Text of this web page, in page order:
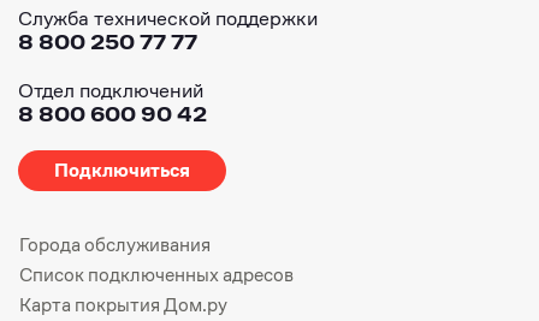
Служба технической поддержки
8 800 250 77 77
Отдел подключений
8 800 600 90 42
Подключиться
Города обслуживания
Список подключенных адресов
Карта покрытия Дом.ру